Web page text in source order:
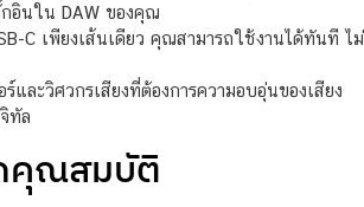
อินใน DAW ของคุณ
C เพียงเส้นเดียว คุณสามารถใช้งานได้ทันที ไม่
และวิศวกรเสียงที่ต้องการความอบอุ่นของเสียง
ทัล
คุณสมบัติ